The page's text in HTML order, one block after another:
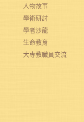
人物故事
學術研討
學者沙龍
生命教育
大專教職員交流